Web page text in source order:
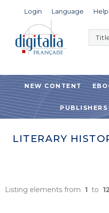
Login Language Help
NEW CONTENT
PUBLISHERS
LITERARY
Listing elements from 1 to 12